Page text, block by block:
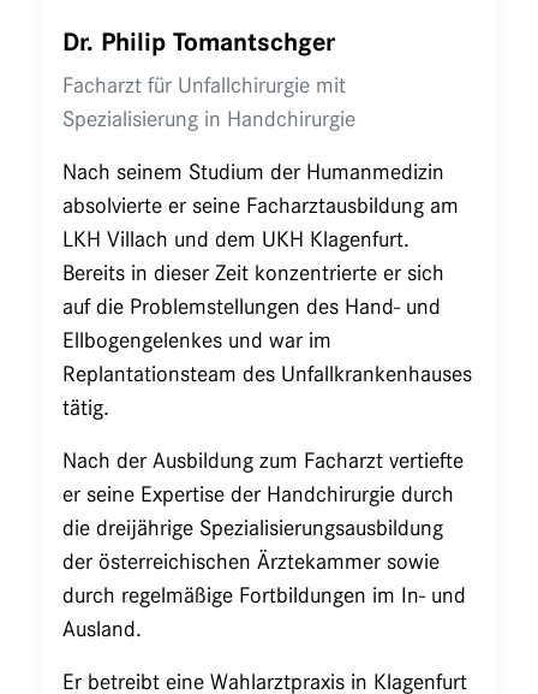
Dr. Philip Tomantschger
Facharzt für Unfallchirurgie mit
Spezialisierung in Handchirurgie
Nach seinem Studium der Humanmedizin
absolvierte er seine Facharztausbildung am
LKH Villach und dem UKH Klagenfurt.
Bereits in dieser Zeit konzentrierte er sich
auf die Problemstellungen des Hand- und
Ellbogengelenkes und war im
Replantationsteam des Unfallkrankenhauses
tätig.
Nach der Ausbildung zum Facharzt vertiefte
er seine Expertise der Handchirurgie durch
die dreijährige Spezialisierungsausbildung
der österreichischen Ärztekammer sowie
durch regelmäßige Fortbildungen im In- und
Ausland.
Er betreibt eine Wahlarztpraxis in Klagenfurt